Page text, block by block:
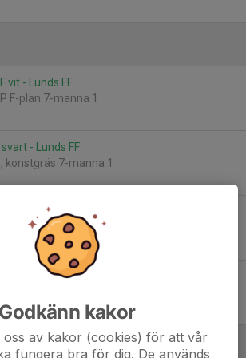
vit - Lunds FF
F-plan 7-manna 1
- Lunds FF
konstgräs 7-manna 1
- Dalby GIF blå
IP, konstgräsplan 1, 7-manna 1
- Åkarps IF svart
Godkänn kakor
oss av kakor (cookies) för att vår
fungera bra för dig. De används